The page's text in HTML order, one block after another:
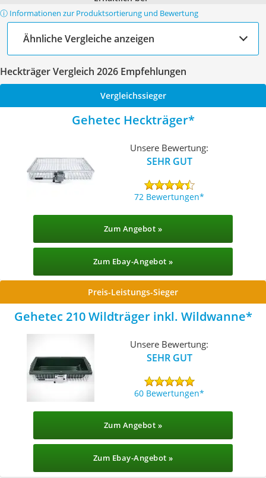
ⓘ Informationen zur Produktsortierung und Bewertung
Ähnliche Vergleiche anzeigen
Heckträger Vergleich 2026 Empfehlungen
Vergleichssieger
Gehetec Heckträger
Unsere Bewertung:
SEHR GUT
72 Bewertungen
Zum Angebot »
Zum Ebay-Angebot »
Preis-Leistungs-Sieger
Gehetec 210 Wildträger inkl. Wildwanne
Unsere Bewertung:
SEHR GUT
60 Bewertungen
Zum Angebot »
Zum Ebay-Angebot »